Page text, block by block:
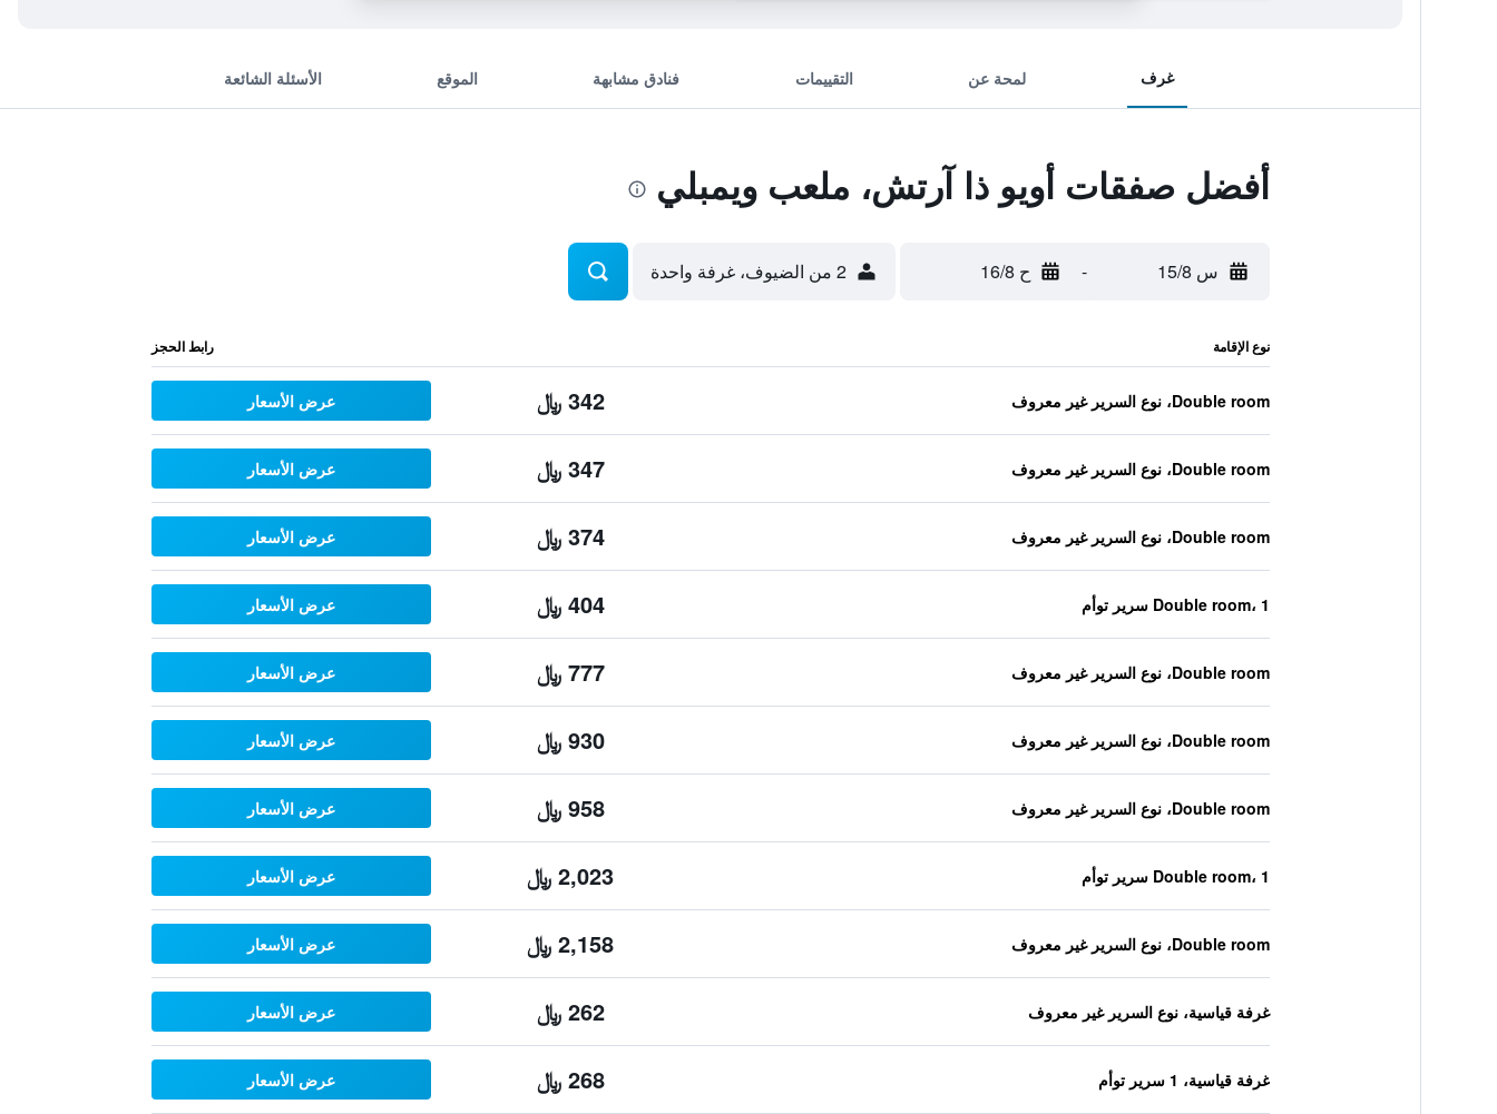
غرف لمحة عن التقييمات فنادق مشابهة الموقع الأسئلة الشائعة
أفضل صفقات أويو ذا آرتش، ملعب ويمبلي
س 15/8 - ح 16/8 2 من الضيوف، غرفة واحدة
نوع الإقامة رابط الحجز
Double room، نوع السرير غير معروف 342 ﷼ عرض الأسعار
Double room، نوع السرير غير معروف 347 ﷼ عرض الأسعار
Double room، نوع السرير غير معروف 374 ﷼ عرض الأسعار
Double room، 1 سرير توأم 404 ﷼ عرض الأسعار
Double room، نوع السرير غير معروف 777 ﷼ عرض الأسعار
Double room، نوع السرير غير معروف 930 ﷼ عرض الأسعار
Double room، نوع السرير غير معروف 958 ﷼ عرض الأسعار
Double room، 1 سرير توأم 2,023 ﷼ عرض الأسعار
Double room، نوع السرير غير معروف 2,158 ﷼ عرض الأسعار
غرفة قياسية، نوع السرير غير معروف 262 ﷼ عرض الأسعار
غرفة قياسية، 1 سرير توأم 268 ﷼ عرض الأسعار